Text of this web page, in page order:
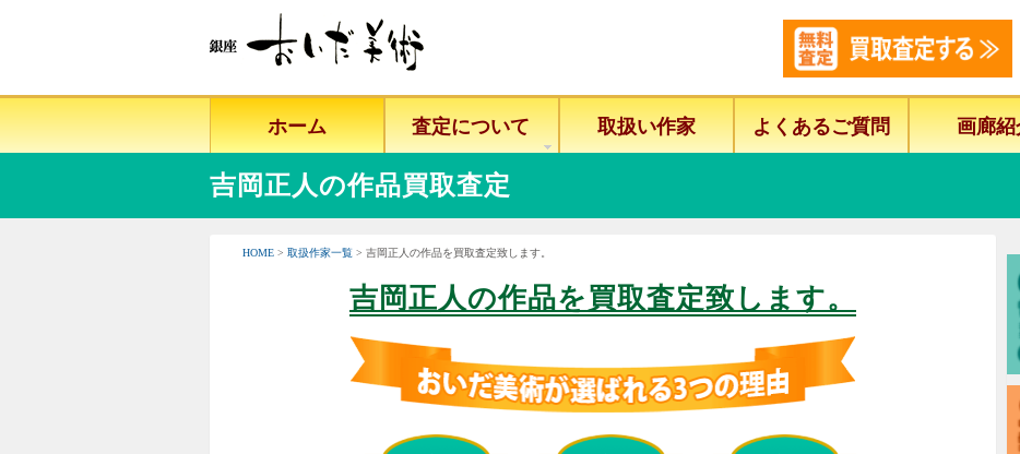
ホーム 査定について 取扱い作家 よくあるご質問 画廊紹
吉岡正人の作品買取査定
HOME > 取扱作家一覧 > 吉岡正人の作品を買取査定致します。
吉岡正人の作品を買取査定致します。